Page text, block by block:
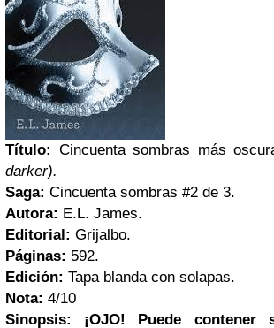
Título: Cincuenta sombras más
darker).
Saga: Cincuenta sombras #2 de 3.
Autora: E.L. James.
Editorial: Grijalbo.
Páginas: 592.
Edición: Tapa blanda con solapas.
Nota: 4/10
Sinopsis: ¡OJO! Puede contener